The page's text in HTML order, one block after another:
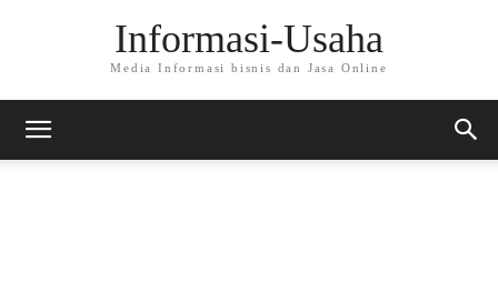
Informasi-Usaha
Media Informasi bisnis dan Jasa Online